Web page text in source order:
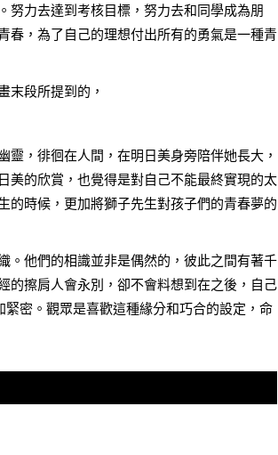
努力去達到考核目標，努力去和同學成為朋
春，為了自己的理想付出所有的勇氣是一種青
末段所提到的，
，徘徊在人間，在明日美身旁陪伴她長大，
美的欣賞，也覺得是對自己不能最終實現的太
的時候，更加將獅子先生對孩子們的青春夢的
。他們的相識並非是偶然的，彼此之間有著千
的擦肩人會永別，卻不會料想到在之後，自己
緊密。觀眾是喜歡這種緣分和巧合的設定，命